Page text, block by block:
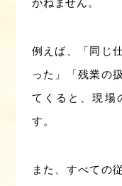
かねません。
例えば、「同じ
った」「残業の
てくると、現場
す。
また、すべての